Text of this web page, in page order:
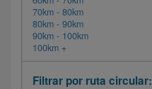
70km - 80km
80km - 90km
90km - 100km
100km +
Filtrar por ruta circular: